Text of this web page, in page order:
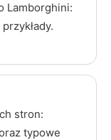
Lamborghini:
stron:
typowe